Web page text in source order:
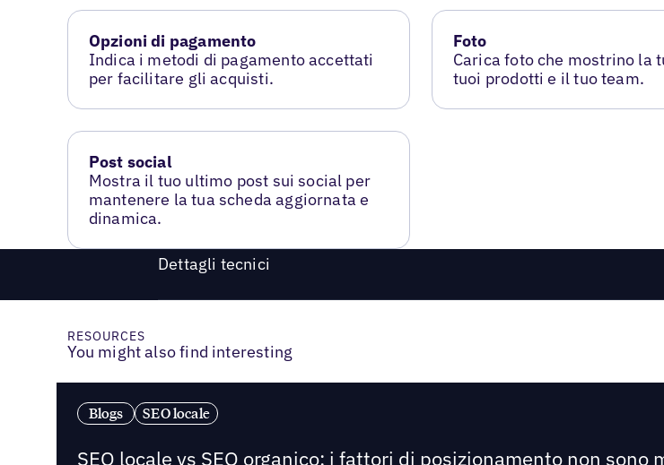
Opzioni di pagamento
Indica i metodi di pagamento accettati
per facilitare gli acquisti.
Foto
Carica foto che mostrino la
tuoi prodotti e il tuo team.
Post social
Mostra il tuo ultimo post sui social per
mantenere la tua scheda aggiornata e
dinamica.
Dettagli tecnici
RESOURCES
You might also find interesting
Blogs SEO locale
SEO locale vs SEO organico: i fattori di posizionamento non